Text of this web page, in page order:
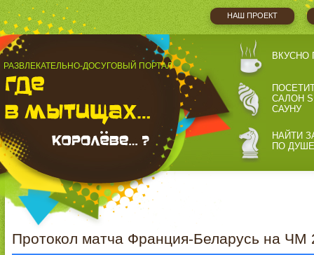
НАШ ПРОЕКТ
РАЗВЛЕКАТЕЛЬНО-ДОСУГОВЫЙ ПОРТАЛ
ВКУСНО
САЛОН
САУНУ
НАЙТИ
ПО ДУШЕ
Протокол матча Франция-Беларусь на ЧМ